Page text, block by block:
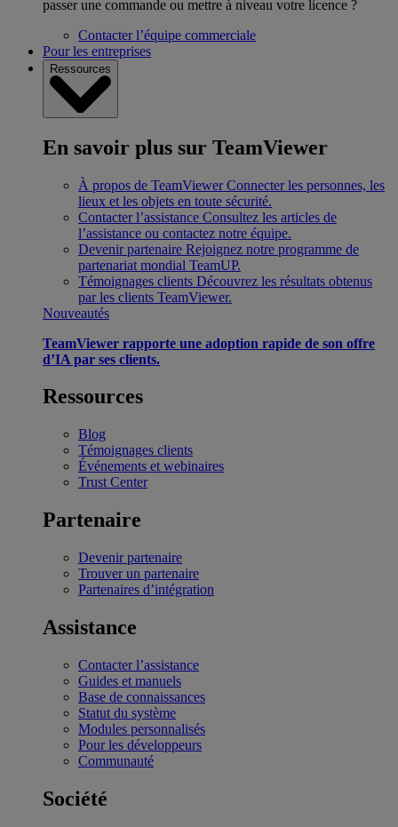
passer une commande ou mettre à niveau votre licence ?
Contacter l’équipe commerciale
Pour les entreprises
Ressources
En savoir plus sur TeamViewer
À propos de TeamViewer Connecter les personnes, les
lieux et les objets en toute sécurité.
Contacter l’assistance Consultez les articles de
l’assistance ou contactez notre équipe.
Devenir partenaire Rejoignez notre programme de
partenariat mondial TeamUP.
Témoignages clients Découvrez les résultats obtenus
par les clients TeamViewer.
Nouveautés
TeamViewer rapporte une adoption rapide de son offre
d’IA par ses clients.
Ressources
Blog
Témoignages clients
Événements et webinaires
Trust Center
Partenaire
Devenir partenaire
Trouver un partenaire
Partenaires d’intégration
Assistance
Contacter l’assistance
Guides et manuels
Base de connaissances
Statut du système
Modules personnalisés
Pour les développeurs
Communauté
Société